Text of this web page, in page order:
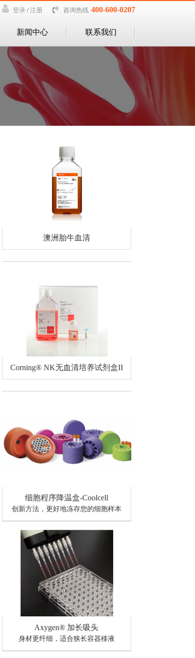
登录 /注册 咨询热线 400-600-0207
新闻中心 联系我们
澳洲胎牛血清
Corning® NK无血清培养试剂盒II
细胞程序降温盒-Coolcell
创新方法，更好地冻存您的细胞样本
Axygen® 加长吸头
身材更纤细，适合狭长容器移液